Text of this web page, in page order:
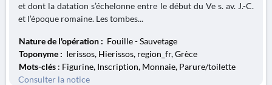
et dont la datation s’échelonne entre le début du Ve s. av. J.-C.
et l’époque romaine. Les tombes...
Nature de l'opération : Fouille - Sauvetage
Toponyme : Ierissos, Hierissos, region_fr, Grèce
Mots-clés : Figurine, Inscription, Monnaie, Parure/toilette
Consulter la notice